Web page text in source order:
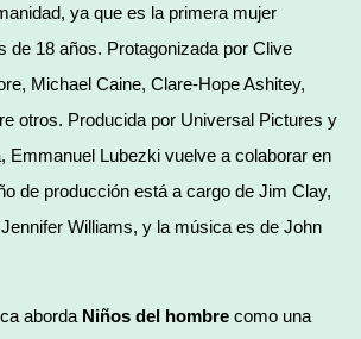
ya que es la primera mujer
de 18 años. Protagonizada por Clive
Michael Caine, Clare-Hope Ashitey,
otros. Producida por Universal Pictures y
Emmanuel Lubezki vuelve a colaborar en
de producción está a cargo de Jim Clay,
Williams, y la música es de John
aborda Niños del hombre como una